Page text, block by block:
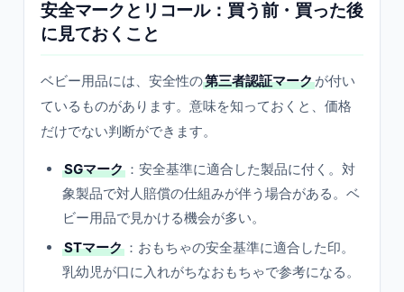
安全マークとリコール：買う前・買った後
に見ておくこと
ベビー用品には、安全性の第三者認証マークが付い
ているものがあります。意味を知っておくと、価格
だけでない判断ができます。
SGマーク ：安全基準に適合した製品に付く。対
象製品で対人賠償の仕組みが伴う場合がある。ベ
ビー用品で見かける機会が多い。
STマーク ：おもちゃの安全基準に適合した印。
乳幼児が口に入れがちなおもちゃで参考になる。